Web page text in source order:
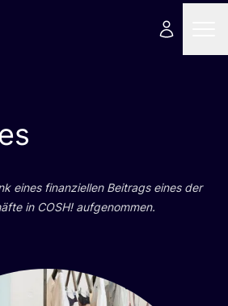
eines finan­zi­el­len Bei­trags eines der
in COSH! aufgenommen.